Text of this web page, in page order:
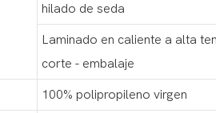
hilado de seda
Laminado en caliente a alta
corte - embalaje
100% polipropileno virgen